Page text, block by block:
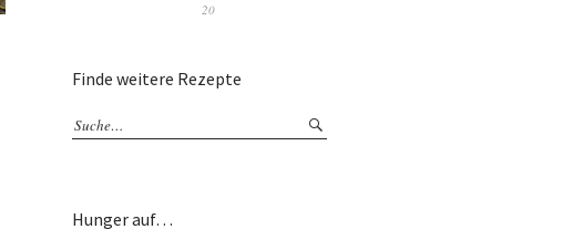
20
Finde weitere Rezepte
Hunger auf…